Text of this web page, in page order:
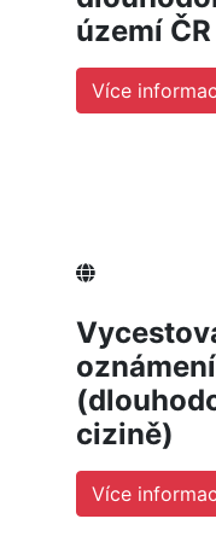
území ČR
Více
cizině)
Více